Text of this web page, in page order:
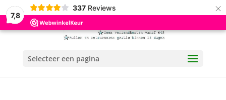
7,8
337 Reviews ×
Selecteer een pagina